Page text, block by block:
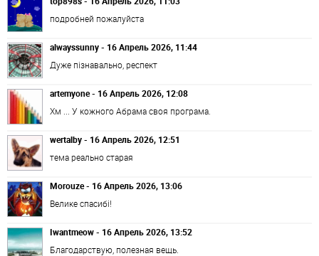
подробней пожалуйста
alwayssunny - 16 Апрель 2026, 11:44
Дуже пізнавально, респект
artemyone - 16 Апрель 2026, 12:08
Хм ... У кожного Абрама своя програма.
wertalby - 16 Апрель 2026, 12:51
тема реально старая
Morouze - 16 Апрель 2026, 13:06
Велике спасибі!
Iwantmeow - 16 Апрель 2026, 13:52
Благодарствую, полезная вещь.